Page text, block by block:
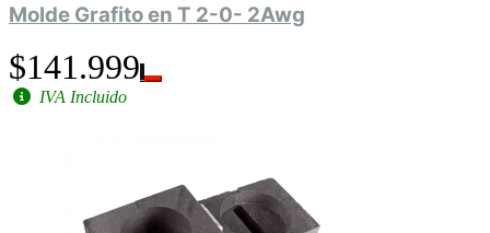
Molde Grafito en T 2-0- 2Awg
$141.999
IVA Incluido